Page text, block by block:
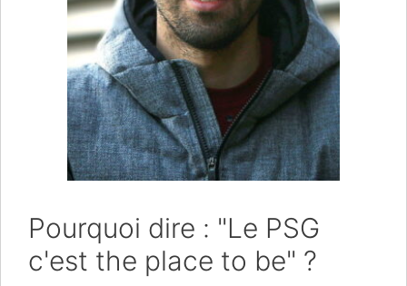
Pourquoi dire : "Le PSG
c'est the place to be" ?